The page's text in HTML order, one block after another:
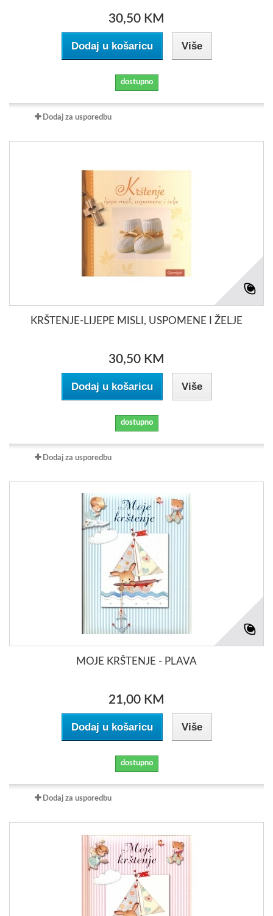
30,50 KM
Dodaj u košaricu Više
dostupno
Dodaj za usporedbu
KRŠTENJE-LIJEPE MISLI, USPOMENE I ŽELJE
30,50 KM
Dodaj u košaricu Više
dostupno
Dodaj za usporedbu
MOJE KRŠTENJE - PLAVA
21,00 KM
Dodaj u košaricu Više
dostupno
Dodaj za usporedbu